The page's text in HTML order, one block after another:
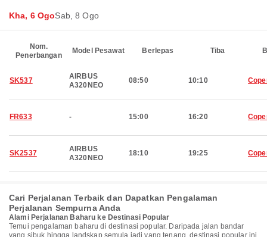
Kha, 6 OgoSab, 8 Ogo
Nom.
Penerbangan
Model Pesawat Berlepas Tiba
SK537
AIRBUS
A320NEO
08:50 10:10
FR633 - 15:00 16:20
SK2537
AIRBUS
A320NEO
18:10 19:25
Cari Perjalanan Terbaik dan Dapatkan Pengalaman
Perjalanan Sempurna Anda
Alami Perjalanan Baharu ke Destinasi Popular
Temui pengalaman baharu di destinasi popular. Daripada jalan bandar
yang sibuk hingga landskap semula jadi yang tenang, destinasi popular ini